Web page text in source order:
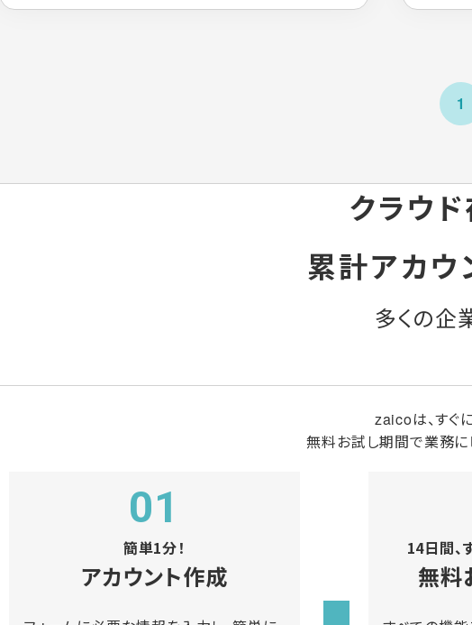
1
クラウ
累計アカウ
多くの企
zaicoは、すぐ
無料お試し期間で業務に
01
簡単1分！
アカウント作成
14日間、
無料